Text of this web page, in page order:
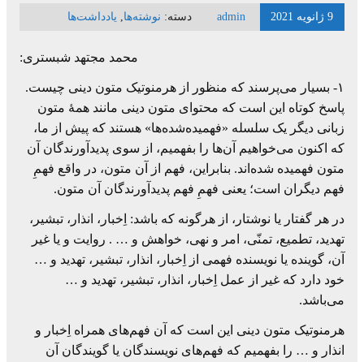
9 ژانویه 2021 admin دسته: نوشته‌ها, یادداشت‌ها
محمد مجتهد شبستری:
۱- بسیار می‌پرسند که منظور از هرمنوتیک متون دینی چیست.
پاسخ کوتاه این است که محتوای متون دینی مانند همۀ متون
زبانی دیگر یک سلسله «فهمیده‌شده‌ها» هستند که پیش از ما،
که اکنون می‌خواهیم آن‌ها را بفهمیم، از سوی پدیدآورندگان آن
متون فهمیده شده‌اند. بنابراین، فهم از آن متون، در واقع فهمِ
فهم دیگران است؛ یعنی فهمِ فهم پدیدآورندگان آن متون.
در هر گفتار یا نوشتار، از هرگونه که باشد: اِخبار، انذار، تبشیر،
تهدید، تطمیع، تمنّی، امر و نهی، خواهش و … . روایت و یا غیر
آن، گوینده یا نویسنده فهمی از اِخبار، انذار، تبشیر، تهدید و …
خود دارد که غیر از عمل اِخبار، انذار، تبشیر، تهدید و …
می‌باشد.
هرمنوتیک متون دینی این است که آن فهم‌های همراه اِخبار و
انذار و … را بفهمیم که فهم‌های نویسندگان یا گویندگان آن